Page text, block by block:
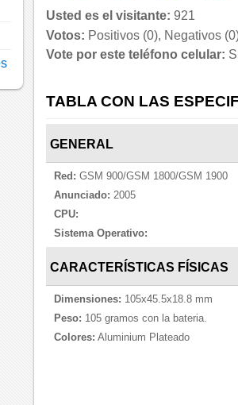
Usted es el visitante: 921
Votos: Positivos (0), Negativos
Vote por este teléfono celular:
TABLA CON LAS
GENERAL
Red: GSM 900/GSM 1800/GSM 1900
Anunciado: 2005
CPU:
Sistema Operativo:
CARACTERÍSTICAS FÍSICAS
Dimensiones: 105x45.5x18.8 mm
Peso: 105 gramos con la bateria.
Colores: Aluminium Plateado